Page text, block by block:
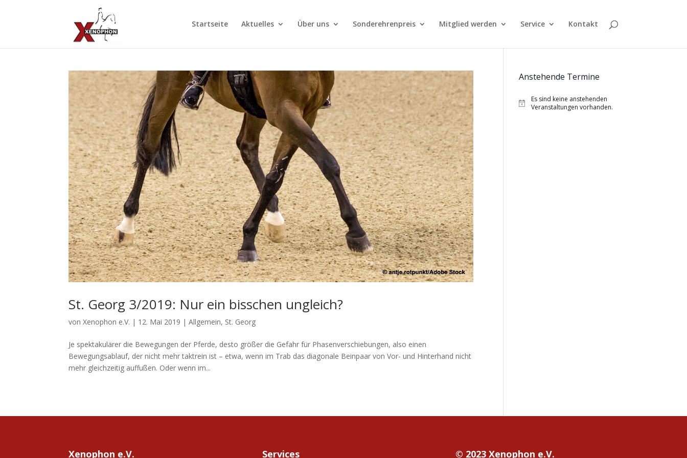
Startseite Aktuelles Über uns Sonderehrenpreis Mitglied werden Service Kontakt
St. Georg 3/2019: Nur ein bisschen ungleich?
vonXenophon e.V. | 12. Mai 2019 |Allgemein, St. Georg
Je spektakulärer die Bewegungen der Pferde, desto größer die Gefahr für Phasenverschiebungen, also einen
Bewegungsablauf, der nicht mehr taktrein ist – etwa, wenn im Trab das diagonale Beinpaar von Vor- und Hinterhand nicht
mehr gleichzeitig auffußen. Oder wenn im...
Anstehende Termine
Hinweis
Es sind keine anstehenden
Veranstaltungen vorhanden.
Xenophon e.V. Services © 2023 Xenophon e.V.